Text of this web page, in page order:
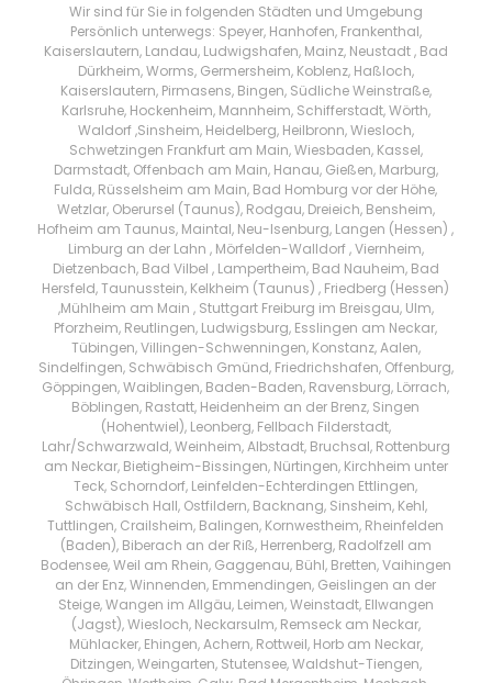
Wir sind für Sie in folgenden Städten und Umgebung
Persönlich unterwegs: Speyer, Hanhofen, Frankenthal,
Kaiserslautern, Landau, Ludwigshafen, Mainz, Neustadt , Bad
Dürkheim, Worms, Germersheim, Koblenz, Haßloch,
Kaiserslautern, Pirmasens, Bingen, Südliche Weinstraße,
Karlsruhe, Hockenheim, Mannheim, Schifferstadt, Wörth,
Waldorf ,Sinsheim, Heidelberg, Heilbronn, Wiesloch,
Schwetzingen Frankfurt am Main, Wiesbaden, Kassel,
Darmstadt, Offenbach am Main, Hanau, Gießen, Marburg,
Fulda, Rüsselsheim am Main, Bad Homburg vor der Höhe,
Wetzlar, Oberursel (Taunus), Rodgau, Dreieich, Bensheim,
Hofheim am Taunus, Maintal, Neu-Isenburg, Langen (Hessen) ,
Limburg an der Lahn , Mörfelden-Walldorf , Viernheim,
Dietzenbach, Bad Vilbel , Lampertheim, Bad Nauheim, Bad
Hersfeld, Taunusstein, Kelkheim (Taunus) , Friedberg (Hessen)
,Mühlheim am Main , Stuttgart Freiburg im Breisgau, Ulm,
Pforzheim, Reutlingen, Ludwigsburg, Esslingen am Neckar,
Tübingen, Villingen-Schwenningen, Konstanz, Aalen,
Sindelfingen, Schwäbisch Gmünd, Friedrichshafen, Offenburg,
Göppingen, Waiblingen, Baden-Baden, Ravensburg, Lörrach,
Böblingen, Rastatt, Heidenheim an der Brenz, Singen
(Hohentwiel), Leonberg, Fellbach Filderstadt,
Lahr/Schwarzwald, Weinheim, Albstadt, Bruchsal, Rottenburg
am Neckar, Bietigheim-Bissingen, Nürtingen, Kirchheim unter
Teck, Schorndorf, Leinfelden-Echterdingen Ettlingen,
Schwäbisch Hall, Ostfildern, Backnang, Sinsheim, Kehl,
Tuttlingen, Crailsheim, Balingen, Kornwestheim, Rheinfelden
(Baden), Biberach an der Riß, Herrenberg, Radolfzell am
Bodensee, Weil am Rhein, Gaggenau, Bühl, Bretten, Vaihingen
an der Enz, Winnenden, Emmendingen, Geislingen an der
Steige, Wangen im Allgäu, Leimen, Weinstadt, Ellwangen
(Jagst), Wiesloch, Neckarsulm, Remseck am Neckar,
Mühlacker, Ehingen, Achern, Rottweil, Horb am Neckar,
Ditzingen, Weingarten, Stutensee, Waldshut-Tiengen,